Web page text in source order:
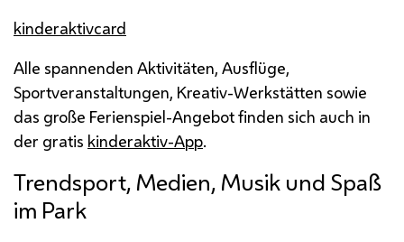
kinderaktivcard
Alle spannenden Aktivitäten, Ausflüge,
Sportveranstaltungen, Kreativ-Werkstätten sowie
das große Ferienspiel-Angebot finden sich auch in
der gratis kinderaktiv-App.
Trendsport, Medien, Musik und Spaß
im Park